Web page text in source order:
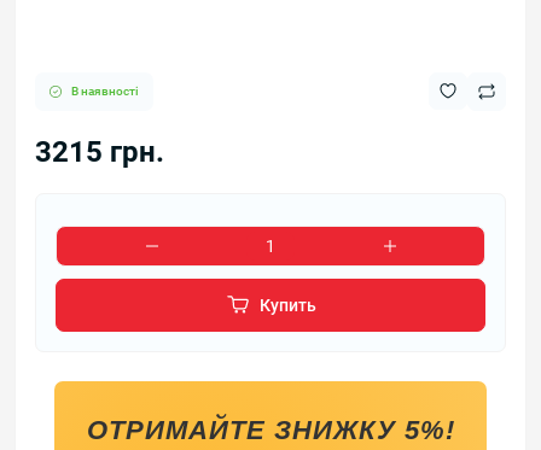
В наявності
3215 грн.
Купить
ОТРИМАЙТЕ ЗНИЖКУ 5%!